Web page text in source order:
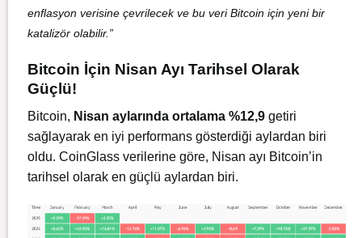
enflasyon verisine çevrilecek ve bu veri Bitcoin için yeni bir
katalizör olabilir.”
Bitcoin İçin Nisan Ayı Tarihsel Olarak
Güçlü!
Bitcoin, Nisan aylarında ortalama %12,9 getiri
sağlayarak en iyi performans gösterdiği aylardan biri
oldu. CoinGlass verilerine göre, Nisan ayı Bitcoin’in
tarihsel olarak en güçlü aylardan biri.